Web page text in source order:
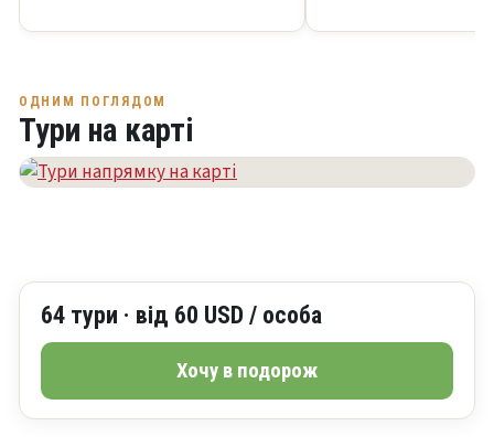
ОДНИМ ПОГЛЯДОМ
Тури на карті
64 тури · від 60 USD / особа
Хочу в подорож